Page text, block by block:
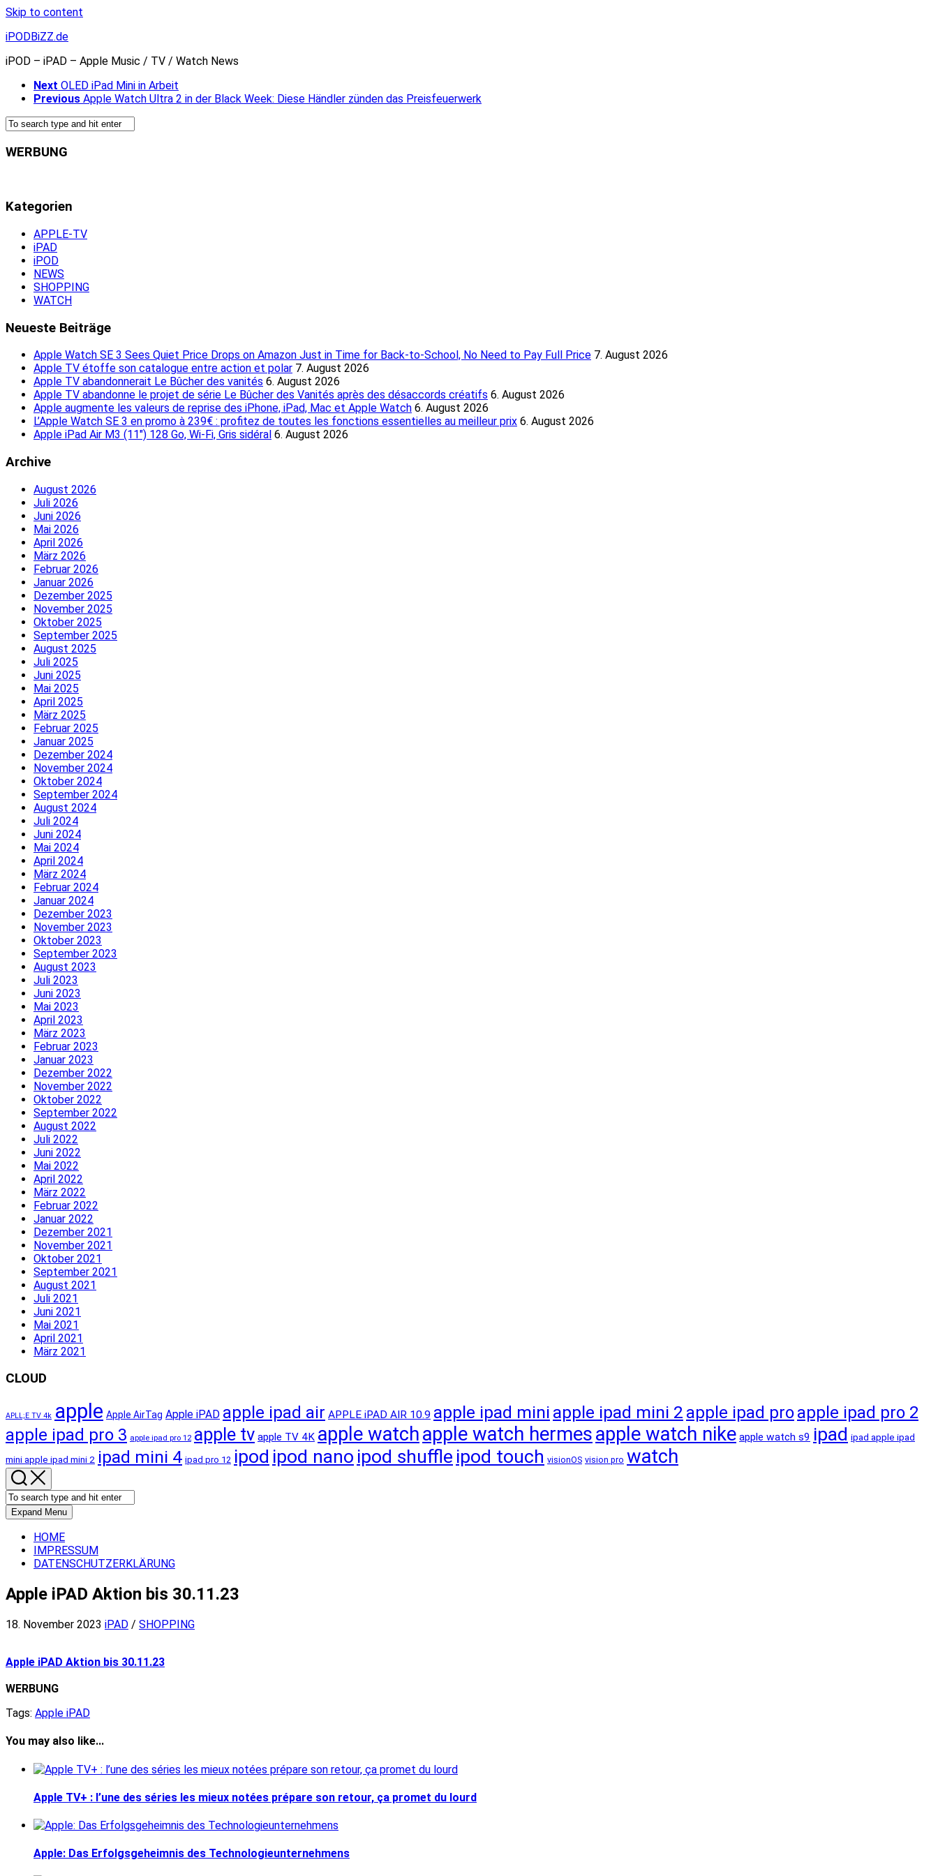
Skip to content
iPODBiZZ.de
iPOD – iPAD – Apple Music / TV / Watch News
Next OLED iPad Mini in Arbeit
Previous Apple Watch Ultra 2 in der Black Week: Diese Händler zünden das Preisfeuerwerk
WERBUNG
Kategorien
APPLE-TV
iPAD
iPOD
NEWS
SHOPPING
WATCH
Neueste Beiträge
Apple Watch SE 3 Sees Quiet Price Drops on Amazon Just in Time for Back-to-School, No Need to Pay Full Price 7. August 2026
Apple TV étoffe son catalogue entre action et polar 7. August 2026
Apple TV abandonnerait Le Bûcher des vanités 6. August 2026
Apple TV abandonne le projet de série Le Bûcher des Vanités après des désaccords créatifs 6. August 2026
Apple augmente les valeurs de reprise des iPhone, iPad, Mac et Apple Watch 6. August 2026
L’Apple Watch SE 3 en promo à 239€ : profitez de toutes les fonctions essentielles au meilleur prix 6. August 2026
Apple iPad Air M3 (11″) 128 Go, Wi-Fi, Gris sidéral 6. August 2026
Archive
August 2026
Juli 2026
Juni 2026
Mai 2026
April 2026
März 2026
Februar 2026
Januar 2026
Dezember 2025
November 2025
Oktober 2025
September 2025
August 2025
Juli 2025
Juni 2025
Mai 2025
April 2025
März 2025
Februar 2025
Januar 2025
Dezember 2024
November 2024
Oktober 2024
September 2024
August 2024
Juli 2024
Juni 2024
Mai 2024
April 2024
März 2024
Februar 2024
Januar 2024
Dezember 2023
November 2023
Oktober 2023
September 2023
August 2023
Juli 2023
Juni 2023
Mai 2023
April 2023
März 2023
Februar 2023
Januar 2023
Dezember 2022
November 2022
Oktober 2022
September 2022
August 2022
Juli 2022
Juni 2022
Mai 2022
April 2022
März 2022
Februar 2022
Januar 2022
Dezember 2021
November 2021
Oktober 2021
September 2021
August 2021
Juli 2021
Juni 2021
Mai 2021
April 2021
März 2021
CLOUD
APLL;E TV 4k apple Apple AirTag Apple iPAD apple ipad air APPLE iPAD AIR 10.9 apple ipad mini apple ipad mini 2 apple ipad proapple ipad pro 2
apple ipad pro 3 apple ipad pro 12 apple tv apple TV 4K apple watchapple watch hermesapple watch nike apple watch s9 ipad ipad apple ipad
mini apple ipad mini 2 ipad mini 4 ipad pro 12 ipod ipod nano ipod shuffle ipod touch visionOS vision pro watch
Expand Menu
HOME
IMPRESSUM
DATENSCHUTZERKLÄRUNG
Apple iPAD Aktion bis 30.11.23
18. November 2023 iPAD / SHOPPING
Apple iPAD Aktion bis 30.11.23
WERBUNG
Tags: Apple iPAD
You may also like...
Apple TV+ : l’une des séries les mieux notées prépare son retour, ça promet du lourd
Apple: Das Erfolgsgeheimnis des Technologieunternehmens